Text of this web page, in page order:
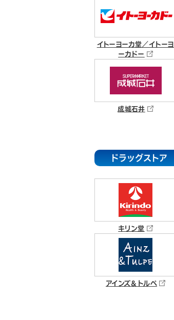
イトーヨーカ堂／イトーヨ
ーカドー
成城石井
ドラッグストア
キリン堂
アインズ＆トルペ